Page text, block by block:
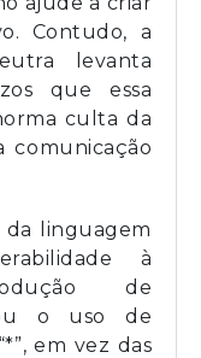
Contudo, a
levanta
que essa
culta da
comunicação
da linguagem
à
de
o uso de
em vez das